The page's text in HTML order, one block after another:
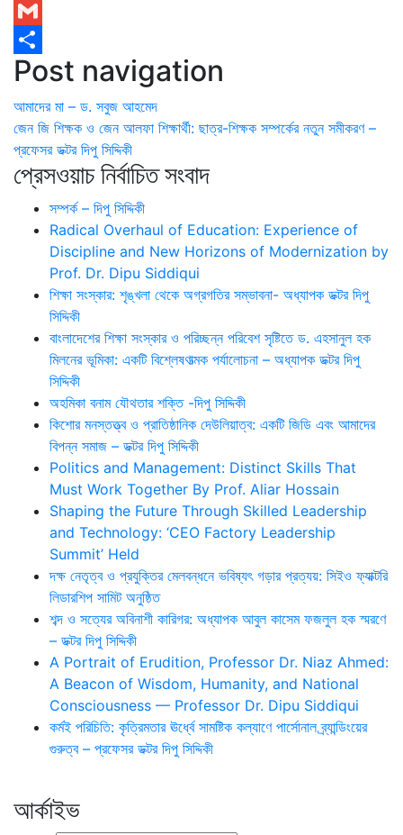
WhatsApp
Gmail
Share
Post navigation
আমাদের মা – ড. সবুজ আহমেদ
জেন জি শিক্ষক ও জেন আলফা শিক্ষার্থী: ছাত্র-শিক্ষক সম্পর্কের নতুন সমীকরণ –
প্রফেসর ডক্টর দিপু সিদ্দিকী
প্রেসওয়াচ নির্বাচিত সংবাদ
সম্পর্ক – দিপু সিদ্দিকী
Radical Overhaul of Education: Experience of
Discipline and New Horizons of Modernization by
Prof. Dr. Dipu Siddiqui
শিক্ষা সংস্কার: শৃঙ্খলা থেকে অগ্রগতির সম্ভাবনা- অধ্যাপক ডক্টর দিপু
সিদ্দিকী
বাংলাদেশের শিক্ষা সংস্কার ও পরিচ্ছন্ন পরিবেশ সৃষ্টিতে ড. এহসানুল হক
মিলনের ভূমিকা: একটি বিশ্লেষণাত্মক পর্যালোচনা – অধ্যাপক ডক্টর দিপু
সিদ্দিকী
অহমিকা বনাম যৌথতার শক্তি -দিপু সিদ্দিকী
কিশোর মনস্তত্ত্ব ও প্রাতিষ্ঠানিক দেউলিয়াত্ব: একটি জিডি এবং আমাদের
বিপন্ন সমাজ – ডক্টর দিপু সিদ্দিকী
Politics and Management: Distinct Skills That
Must Work Together By Prof. Aliar Hossain
Shaping the Future Through Skilled Leadership
and Technology: ‘CEO Factory Leadership
Summit’ Held
দক্ষ নেতৃত্ব ও প্রযুক্তির মেলবন্ধনে ভবিষ্যৎ গড়ার প্রত্যয়: সিইও ফ্যাক্টরি
লিডারশিপ সামিট অনুষ্ঠিত
শব্দ ও সত্যের অবিনাশী কারিগর: অধ্যাপক আবুল কাসেম ফজলুল হক স্মরণে
– ডক্টর দিপু সিদ্দিকী
A Portrait of Erudition, Professor Dr. Niaz Ahmed:
A Beacon of Wisdom, Humanity, and National
Consciousness — Professor Dr. Dipu Siddiqui
কর্মই পরিচিতি: কৃত্রিমতার ঊর্ধ্বে সামষ্টিক কল্যাণে পার্সোনাল ব্র্যান্ডিংয়ের
গুরুত্ব – প্রফেসর ডক্টর দিপু সিদ্দিকী
আর্কাইভ